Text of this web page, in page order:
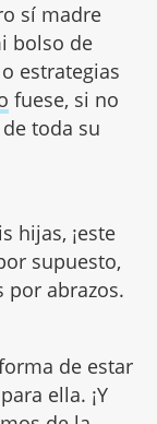
sí madre
bolso de
estrategias
fuese, si no
toda su
hijas, ¡este
supuesto,
por abrazos.
de estar
ella. ¡Y